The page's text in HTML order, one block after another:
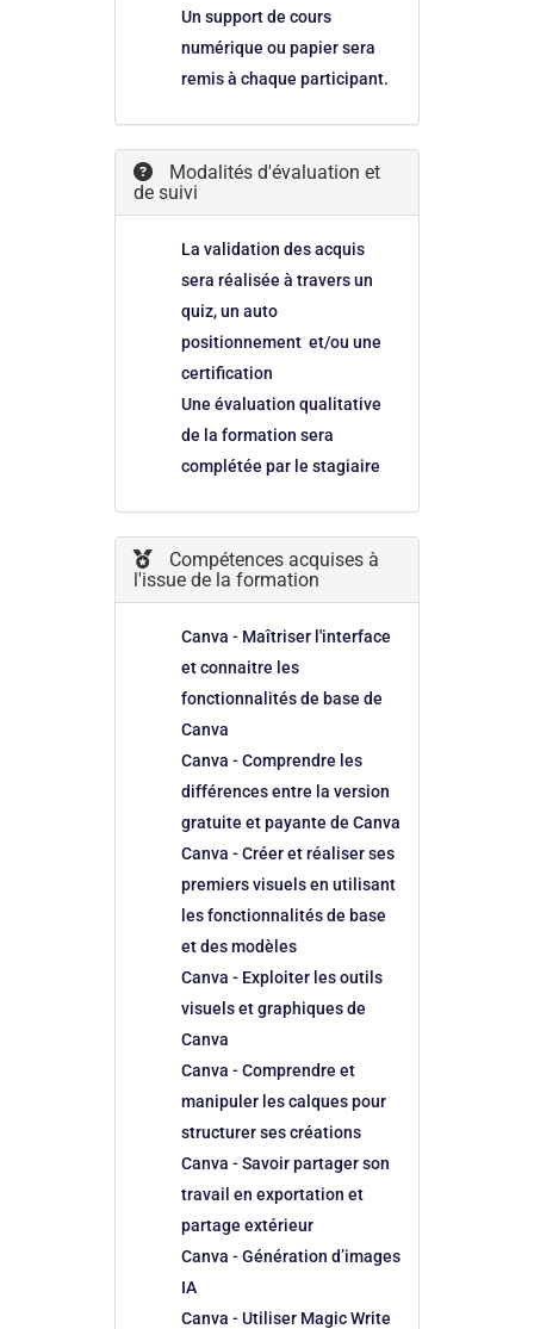
Un support de cours
numérique ou papier sera
remis à chaque participant.
Modalités d'évaluation et
de suivi
La validation des acquis
sera réalisée à travers un
quiz, un auto
positionnement et/ou une
certification
Une évaluation qualitative
de la formation sera
complétée par le stagiaire
Compétences acquises à
l'issue de la formation
Canva - Maîtriser l'interface
et connaitre les
fonctionnalités de base de
Canva
Canva - Comprendre les
différences entre la version
gratuite et payante de Canva
Canva - Créer et réaliser ses
premiers visuels en utilisant
les fonctionnalités de base
et des modèles
Canva - Exploiter les outils
visuels et graphiques de
Canva
Canva - Comprendre et
manipuler les calques pour
structurer ses créations
Canva - Savoir partager son
travail en exportation et
partage extérieur
Canva - Génération d’images
IA
Canva - Utiliser Magic Write